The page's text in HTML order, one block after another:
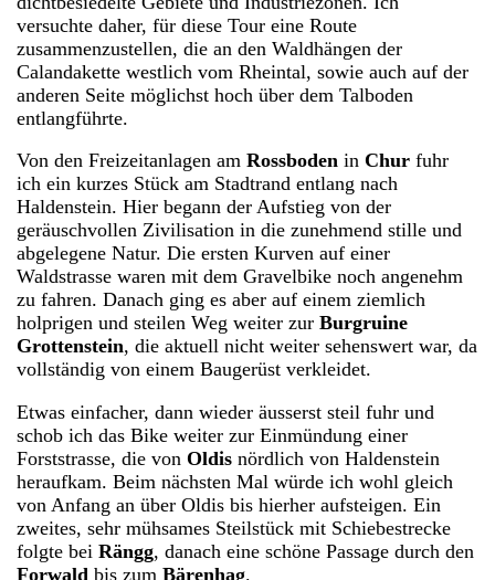
versuchte daher, für diese Tour eine Route
zusammenzustellen, die an den Waldhängen der
Calandakette westlich vom Rheintal, sowie auch auf der
anderen Seite möglichst hoch über dem Talboden
entlangführte.
Von den Freizeitanlagen amRossboden inChur fuhr
ich ein kurzes Stück am Stadtrand entlang nach
Haldenstein. Hier begann der Aufstieg von der
geräuschvollen Zivilisation in die zunehmend stille und
abgelegene Natur. Die ersten Kurven auf einer
Waldstrasse waren mit dem Gravelbike noch angenehm
zu fahren. Danach ging es aber auf einem ziemlich
holprigen und steilen Weg weiter zurBurgruine
Grottenstein, die aktuell nicht weiter sehenswert war, da
vollständig von einem Baugerüst verkleidet.
Etwas einfacher, dann wieder äusserst steil fuhr und
schob ich das Bike weiter zur Einmündung einer
Forststrasse, die vonOldis nördlich von Haldenstein
heraufkam. Beim nächsten Mal würde ich wohl gleich
von Anfang an über Oldis bis hierher aufsteigen. Ein
zweites, sehr mühsames Steilstück mit Schiebestrecke
folgte beiRängg, danach eine schöne Passage durch den
Forwald bis zumBärenhag.